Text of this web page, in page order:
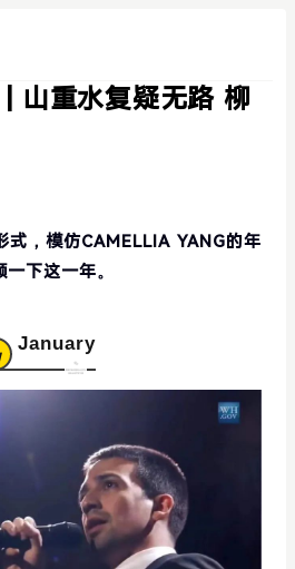
山重水复疑无路 柳
式，模仿CAMELLIA YANG的年
下这一年。
January